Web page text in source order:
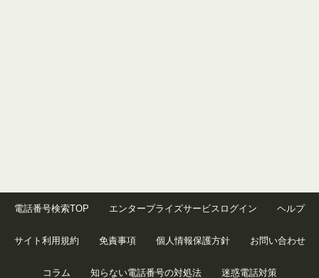
電話番号検索TOP エンタープライズサービスログイン ヘルプ
サイト利用規約 免責事項 個人情報保護方針 お問い合わせ
コラム 知らない電話番号の対処法 迷惑電話対策